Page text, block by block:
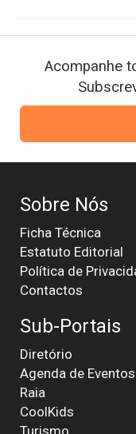
Acompanhe
Sobre Nós
Ficha Técnica
Estatuto Editorial
Política de
Contactos
Sub-Portais
Diretório
Agenda de Eventos
Raia
CoolKids